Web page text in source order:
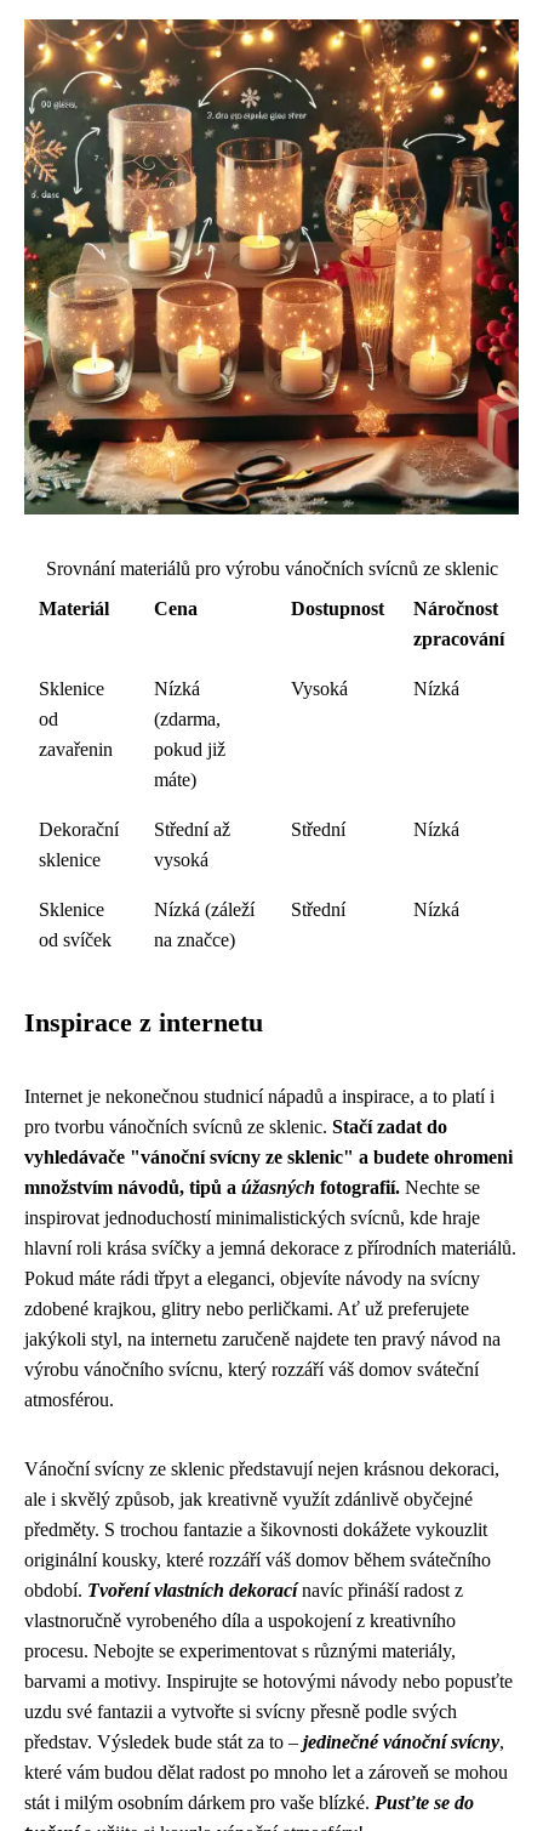
Srovnání materiálů pro výrobu vánočních svícnů ze sklenic
Materiál
Cena Dostupnost
Náročnost
zpracování
Sklenice
od
zavařenin
Nízká
(zdarma,
pokud již
máte)
Vysoká Nízká
Dekorační
sklenice
Střední až
vysoká
Střední Nízká
Sklenice
od svíček
Nízká (záleží
na značce)
Střední Nízká
Inspirace z internetu
Internet je nekonečnou studnicí nápadů a inspirace, a to platí i
pro tvorbu vánočních svícnů ze sklenic. Stačí zadat do
vyhledávače "vánoční svícny ze sklenic" a budete ohromeni
množstvím návodů, tipů a úžasných fotografií. Nechte se
inspirovat jednoduchostí minimalistických svícnů, kde hraje
hlavní roli krása svíčky a jemná dekorace z přírodních materiálů.
Pokud máte rádi třpyt a eleganci, objevíte návody na svícny
zdobené krajkou, glitry nebo perličkami. Ať už preferujete
jakýkoli styl, na internetu zaručeně najdete ten pravý návod na
výrobu vánočního svícnu, který rozzáří váš domov sváteční
atmosférou.
Vánoční svícny ze sklenic představují nejen krásnou dekoraci,
ale i skvělý způsob, jak kreativně využít zdánlivě obyčejné
předměty. S trochou fantazie a šikovnosti dokážete vykouzlit
originální kousky, které rozzáří váš domov během svátečního
období. Tvoření vlastních dekoracínavíc přináší radost z
vlastnoručně vyrobeného díla a uspokojení z kreativního
procesu. Nebojte se experimentovat s různými materiály,
barvami a motivy. Inspirujte se hotovými návody nebo popusťte
uzdu své fantazii a vytvořte si svícny přesně podle svých
představ. Výsledek bude stát za to – jedinečné vánoční svícny,
které vám budou dělat radost po mnoho let a zároveň se mohou
stát i milým osobním dárkem pro vaše blízké. Pusťte se do